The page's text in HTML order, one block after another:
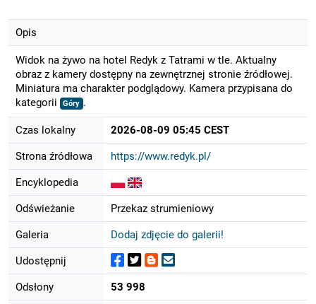
Opis
Widok na żywo na hotel Redyk z Tatrami w tle. Aktualny
obraz z kamery dostępny na zewnętrznej stronie źródłowej.
Miniatura ma charakter podglądowy. Kamera przypisana do
kategorii
Góry .
Czas lokalny 2026-08-09 05:45 CEST
Strona źródłowa https://www.redyk.pl/
Encyklopedia
Odświeżanie Przekaz strumieniowy
Galeria Dodaj zdjęcie do galerii!
Udostępnij
Odsłony 53 998